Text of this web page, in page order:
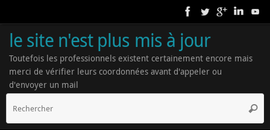
le site n'est plus mis à jour
Toutefois les professionnels existent certainement encore mais
merci de vérifier leurs coordonnées avant d'appeler ou
d'envoyer un mail